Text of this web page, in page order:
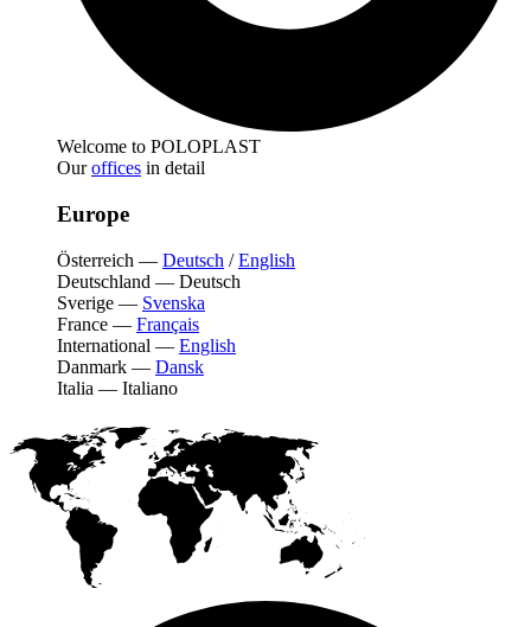
Welcome to POLOPLAST
Ouroffices in detail
Europe
Österreich — Deutsch /English
Deutschland — Deutsch
Sverige — Svenska
France — Français
International — English
Danmark — Dansk
Italia — Italiano